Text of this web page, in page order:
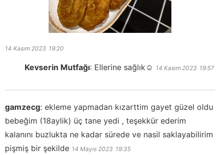
14 Kasım 2023 19:20
Kevserin Mutfağı: Ellerine sağlık☺️ 14 Kasım 2023 19:57
gamzecg: ekleme yapmadan kızarttim gayet güzel oldu
bebeğim (18aylik) üç tane yedi , teşekkür ederim
kalanını buzlukta ne kadar sürede ve nasil saklayabilirim
pişmiş bir şekilde 14 Mayıs 2023 19:35